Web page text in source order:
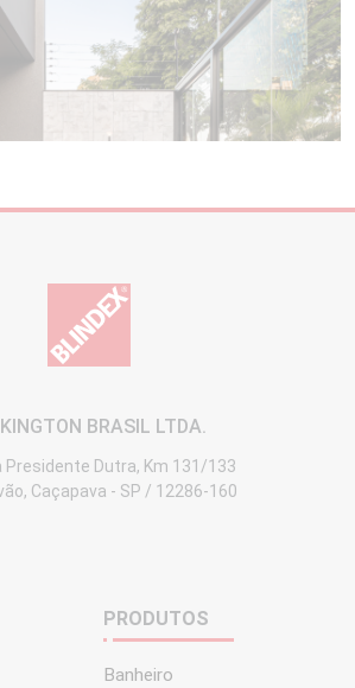
BRASIL LTDA.
Presidente Dutra, Km 131/133
Caçapava - SP / 12286-160
PRODUTOS
Banheiro